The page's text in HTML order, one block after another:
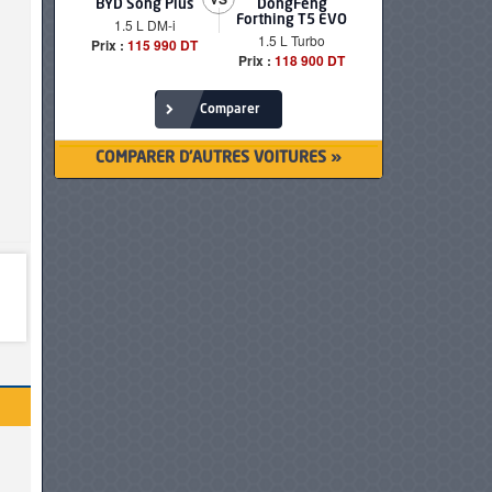
BYD Song Plus
1.5 L DM-i
Prix : 115 990 DT
DongFeng
Forthing T5 EVO
1.5 L Turbo
Prix : 118 900 DT
Comparer
COMPARER D'AUTRES VOITURES »